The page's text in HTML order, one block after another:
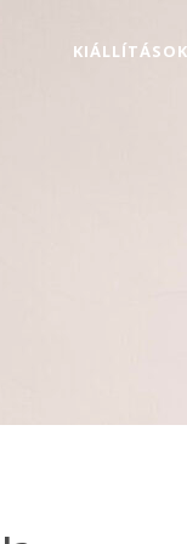
KIÁLLÍTÁSOK